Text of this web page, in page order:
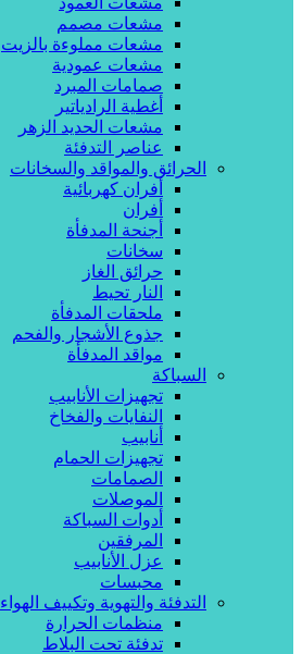
مشعات مصمم
مشعات مملوءة بالزيت
مشعات عمودية
صمامات المبرد
أغطية الرادياتير
مشعات الحديد الزهر
عناصر التدفئة
الحرائق والمواقد والسخانات
أفران كهربائية
أفران
أجنحة المدفأة
سخانات
حرائق الغاز
النار تحيط
ملحقات المدفأة
جذوع الأشجار والفحم
مواقد المدفأة
السباكة
تجهيزات الأنابيب
النفايات والفخاخ
أنابيب
تجهيزات الحمام
الصمامات
الموصلات
أدوات السباكة
المرفقين
عزل الأنابيب
محبسات
التدفئة والتهوية وتكييف الهواء
منظمات الحرارة
تدفئة تحت البلاط